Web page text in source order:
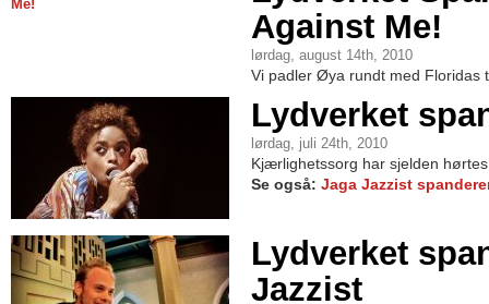
Against Me!
lørdag, august 14th, 2010
Vi padler Øya rundt med Floridas
Lydverket
lørdag, juli 24th, 2010
Kjærlighetssorg har sjelden
Se også: Jaga Jazzist
Lydverket
Jazzist